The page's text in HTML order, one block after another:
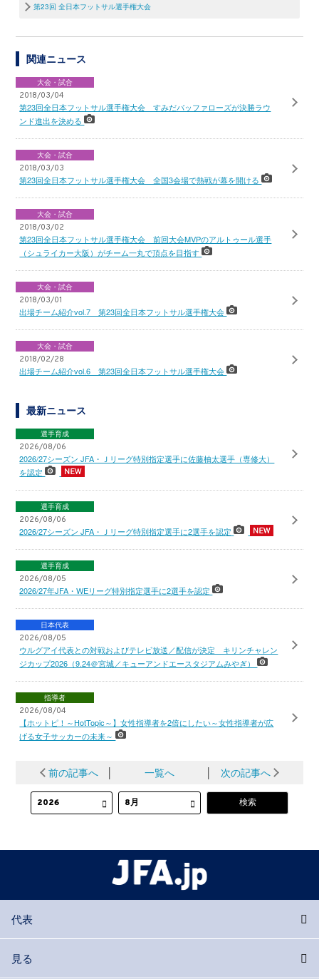
第23回 全日本フットサル選手権大会
関連ニュース
大会・試合
2018/03/04
第23回全日本フットサル選手権大会 すみだバッファローズが決勝ラウ
ンド進出を決める
大会・試合
2018/03/03
第23回全日本フットサル選手権大会 全国3会場で熱戦が幕を開ける
大会・試合
2018/03/02
第23回全日本フットサル選手権大会 前回大会MVPのアルトゥール選手
（シュライカー大阪）がチーム一丸で頂点を目指す
大会・試合
2018/03/01
出場チーム紹介vol.7 第23回全日本フットサル選手権大会
大会・試合
2018/02/28
出場チーム紹介vol.6 第23回全日本フットサル選手権大会
最新ニュース
選手育成
2026/08/06
2026/27シーズン JFA・Ｊリーグ特別指定選手に佐藤柚太選手（専修大）
を認定
選手育成
2026/08/06
2026/27シーズン JFA・Ｊリーグ特別指定選手に2選手を認定
選手育成
2026/08/05
2026/27年JFA・WEリーグ特別指定選手に2選手を認定
日本代表
2026/08/05
ウルグアイ代表との対戦およびテレビ放送／配信が決定 キリンチャレン
ジカップ2026（9.24＠宮城／キューアンドエースタジアムみやぎ）
指導者
2026/08/04
【ホットピ！～HotTopic～】女性指導者を2倍にしたい～女性指導者が広
げる女子サッカーの未来～
前の記事へ │ 一覧へ │ 次の記事へ
代表
見る